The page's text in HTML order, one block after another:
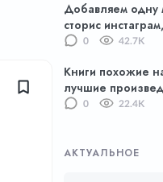
Добавляем одну
сторис
0 42.7K
Книги похожие
лучшие
0 22.4K
АКТУАЛЬНОЕ